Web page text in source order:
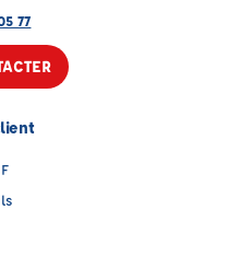
77